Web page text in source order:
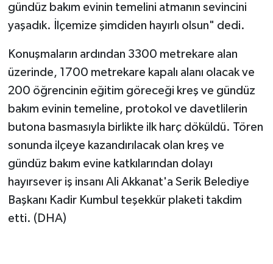
gündüz bakım evinin temelini atmanın sevincini
yaşadık. İlçemize şimdiden hayırlı olsun" dedi.
Konuşmaların ardından 3300 metrekare alan
üzerinde, 1700 metrekare kapalı alanı olacak ve
200 öğrencinin eğitim göreceği kreş ve gündüz
bakım evinin temeline, protokol ve davetlilerin
butona basmasıyla birlikte ilk harç döküldü. Tören
sonunda ilçeye kazandırılacak olan kreş ve
gündüz bakım evine katkılarından dolayı
hayırsever iş insanı Ali Akkanat'a Serik Belediye
Başkanı Kadir Kumbul teşekkür plaketi takdim
etti. (DHA)